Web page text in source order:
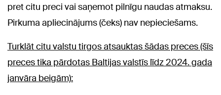
pret citu preci vai saņemot pilnīgu naudas atmaksu.
Pirkuma apliecinājums (čeks) nav nepieciešams.
Turklāt citu valstu tirgos atsauktas šādas preces (šīs
preces tika pārdotas Baltijas valstīs līdz 2024. gada
janvāra beigām):